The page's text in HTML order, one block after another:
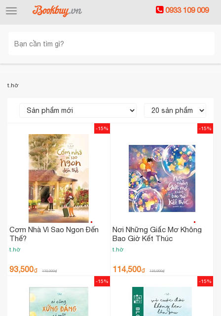
Toggle
0933 109 009
t.hờ
Cơm Nhà Vì Sao Ngon Đến
Thế?
t.hờ
93,500₫ 110,000₫
-15%
Nơi Những Giấc Mơ Không
Bao Giờ Kết Thúc
t.hờ
114,500₫ 135,000₫
-15%
-15% -15%